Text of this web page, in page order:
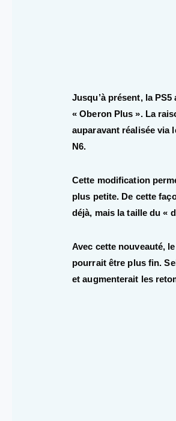
Jusqu’à présent, la
« Oberon Plus ». La
auparavant réalisée via
N6.
Cette modification
plus petite. De cette
déjà, mais la taille du «
Avec cette nouveauté,
pourrait être plus fin.
et augmenterait les